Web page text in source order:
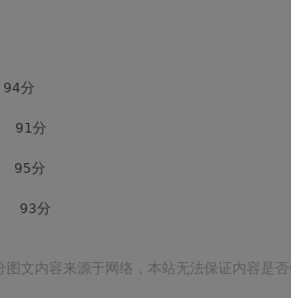
分
91分
95分
93分
文内容来源于网络，本站无法保证内容是